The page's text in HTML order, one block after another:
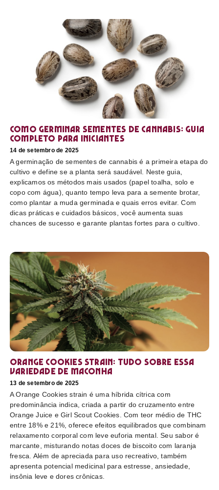
Como germinar sementes de cannabis: guia
completo para iniciantes
14 de setembro de 2025
A germinação de sementes de cannabis é a primeira etapa do
cultivo e define se a planta será saudável. Neste guia,
explicamos os métodos mais usados (papel toalha, solo e
copo com água), quanto tempo leva para a semente brotar,
como plantar a muda germinada e quais erros evitar. Com
dicas práticas e cuidados básicos, você aumenta suas
chances de sucesso e garante plantas fortes para o cultivo.
Orange Cookies strain: tudo sobre essa
variedade de maconha
13 de setembro de 2025
A Orange Cookies strain é uma híbrida cítrica com
predominância indica, criada a partir do cruzamento entre
Orange Juice e Girl Scout Cookies. Com teor médio de THC
entre 18% e 21%, oferece efeitos equilibrados que combinam
relaxamento corporal com leve euforia mental. Seu sabor é
marcante, misturando notas doces de biscoito com laranja
fresca. Além de apreciada para uso recreativo, também
apresenta potencial medicinal para estresse, ansiedade,
insônia leve e dores crônicas.